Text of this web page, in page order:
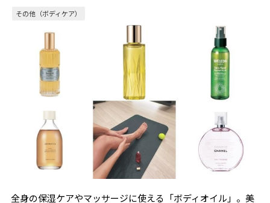
その他（ボディケア）
全身の保湿ケアやマッサージに使える「ボディオイル」。美